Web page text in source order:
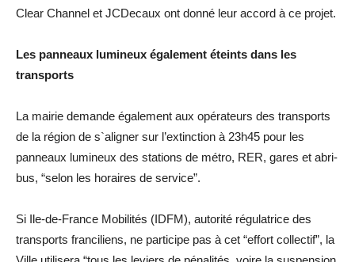
Clear Channel et JCDecaux ont donné leur accord à ce projet.
Les panneaux lumineux également éteints dans les
transports
La mairie demande également aux opérateurs des transports
de la région de s`aligner sur l’extinction à 23h45 pour les
panneaux lumineux des stations de métro, RER, gares et abri-
bus, “selon les horaires de service”.
Si Ile-de-France Mobilités (IDFM), autorité régulatrice des
transports franciliens, ne participe pas à cet “effort collectif”, la